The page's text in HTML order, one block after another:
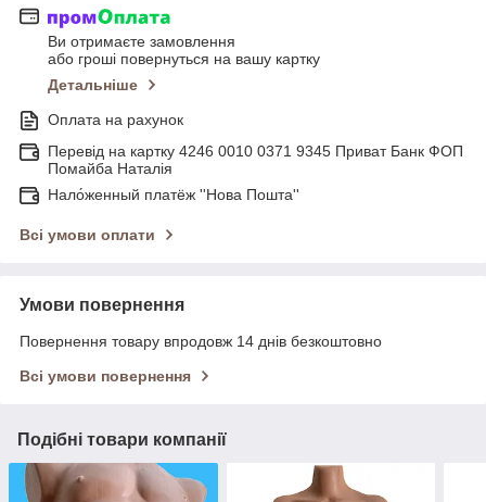
Ви отримаєте замовлення
або гроші повернуться на вашу картку
Детальніше
Оплата на рахунок
Перевід на картку 4246 0010 0371 9345 Приват Банк ФОП
Помайба Наталія
Нало́женный платёж ''Нова Пошта''
Всі умови оплати
Умови повернення
Повернення товару впродовж 14 днів безкоштовно
Всі умови повернення
Подібні товари компанії